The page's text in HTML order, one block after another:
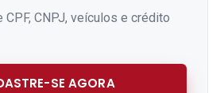
CNPJ, veículos e crédito
SE AGORA